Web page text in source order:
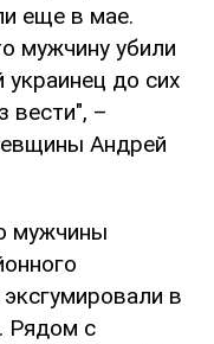
еще в мае.
мужчину убили
до сих
вести", –
Андрей
мужчины
в
Рядом с